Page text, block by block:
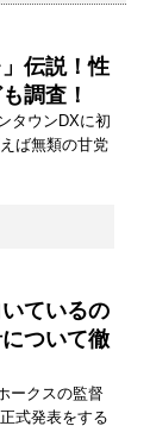
伝説！性
調査！
タウンDXに初
ば無類の甘党
ているの
ついて徹
ークスの監督
式発表をする